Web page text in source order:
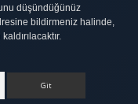
düşündüğünüz
bildirmeniz halinde,